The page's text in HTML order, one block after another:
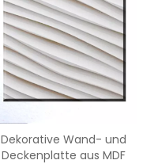
Dekorative Wand- und
Deckenplatte aus MDF